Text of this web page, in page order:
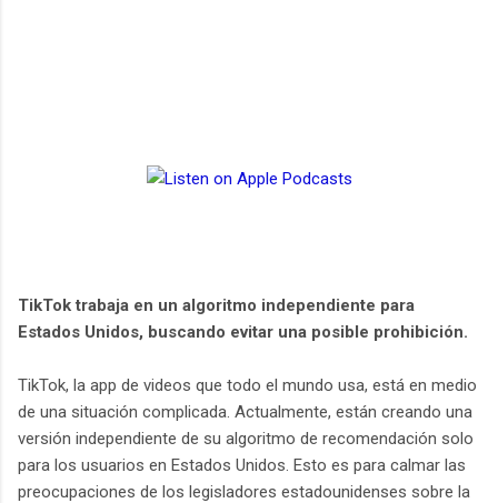
TikTok trabaja en un algoritmo independiente para
Estados Unidos, buscando evitar una posible prohibición.
TikTok, la app de videos que todo el mundo usa, está en medio
de una situación complicada. Actualmente, están creando una
versión independiente de su algoritmo de recomendación solo
para los usuarios en Estados Unidos. Esto es para calmar las
preocupaciones de los legisladores estadounidenses sobre la